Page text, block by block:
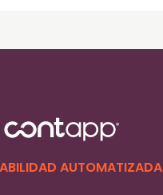
AUTOMATIZADA